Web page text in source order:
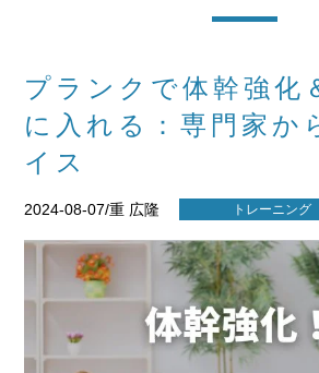
プランクで体幹強化
に入れる：専門家か
イス
2024-08-07/重 広隆 トレーニング